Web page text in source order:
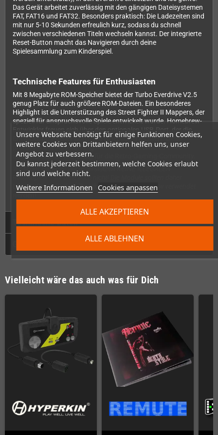
Unsere Webseite benötigt für einige Funktionen Cookies,
weitere Cookies von Drittanbietern helfen uns, unser
Angebot zu verbessern.
Du kannst jederzeit bestimmen, welche Cookies erlaubt
sind und welche nicht.
Weitere Informationen Cookies anpassen
ALLE ABLEHNEN
ALLE AKZEPTIEREN
Das Gerät arbeitet zuverlässig mit den gängigen Dateisystemen
FAT, FAT16 und FAT32. Besonders praktisch: Die Ladezeiten sind
mit nur 5-10 Sekunden erfreulich kurz, sodass du schnell
zwischen verschiedenen Titeln wechseln kannst. Der integrierte
Reset-Button macht das Navigieren durch deine
Spielesammlung zum Kinderspiel.
Technische Features für Enthusiasten
Mit 8 Megabyte ROM-Speicher bietet der Turbo Everdrive V2.5
genug Platz für auch größere ROM-Dateien. Ein besonderes
Highlight ist die Unterstützung des Street Fighter II Mappers, der
speziell für anspruchsvolle Spiele entwickelt wurde. Homebrew-
Entwickler freuen sich über den optionalen USB-Port, der die
Entwicklung eigener Software erheblich erleichtert. Diese
professionelle Ausstattung macht das Everdrive zu einem
unverzichtbaren Werkzeug für die Retro-Gaming-Community.
Wichtiger Hinweis: Wir unterstützen KEINE ILLEGALEN
Raubkopien – Ihr bitte auch nicht! Die Module sollten daher
LEDIGLICH zu Backup-Zwecken oder für Homebrew verwendet
werden!
Technische Daten
Vielleicht wäre das auch was für Dich